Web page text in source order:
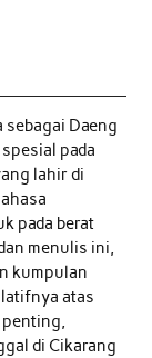
Daeng
pada
lahir di
pada berat
menulis ini,
kumpulan
atas
penting,
di Cikarang